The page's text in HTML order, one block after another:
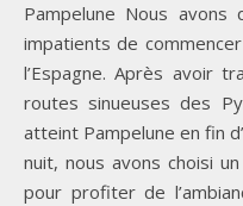
Pampelune Nous
impatients de
l’Espagne. Après avoir
routes sinueuses des
atteint Pampelune en fin
nuit, nous avons choisi
pour profiter de